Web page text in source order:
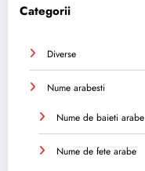
Categorii
Diverse
Nume arabesti
Nume de baieti arabe
Nume de fete arabe